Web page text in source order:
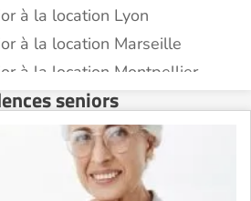
à la location Lyon
à la location Marseille
à la location Montpellier
à la location Montélimar
à la location Nantes
à la location Nîmes
à la location Orléans
seniors